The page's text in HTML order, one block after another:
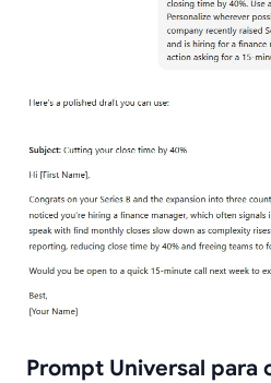
Prompt Universal para